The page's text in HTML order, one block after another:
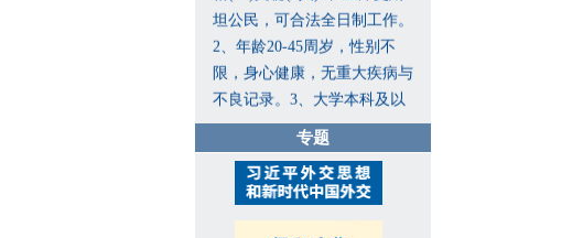
坦公民，可合法全日制工作。
2、年龄20-45周岁，性别不
限，身心健康，无重大疾病与
不良记录。3、大学本科及以
语、汉语，写作、翻译公文能
力良好。有翻译工作经历者、
懂英语者优先。4、熟悉各类
办公软件，掌握基本行政商务
专题